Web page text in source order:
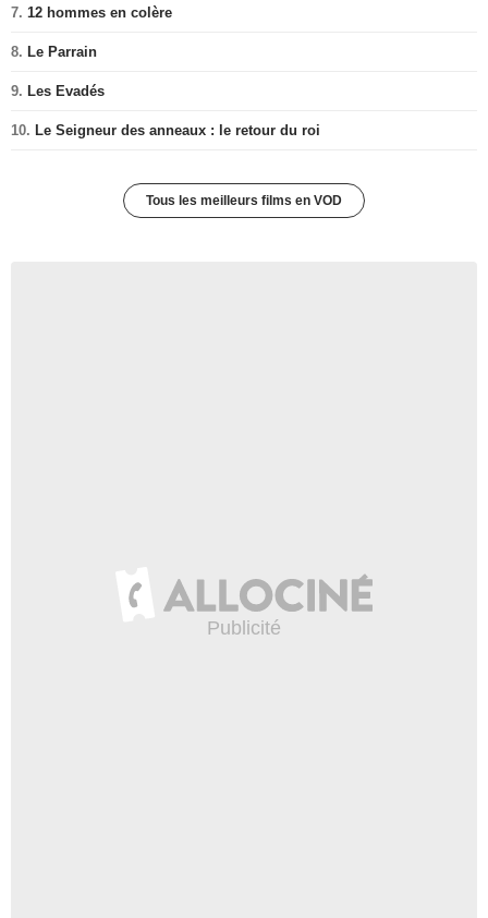
7. 12 hommes en colère
8. Le Parrain
9. Les Evadés
10. Le Seigneur des anneaux : le retour du roi
Tous les meilleurs films en VOD